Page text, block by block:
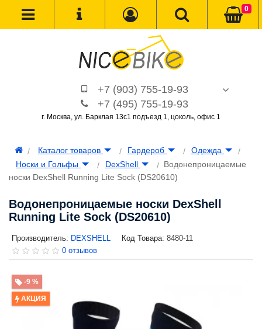
+7 (903) 755-19-93
+7 (495) 755-19-93
г. Москва, ул. Барклая 13с1 подъезд 1, цоколь, офис 1
0
Каталог товаров Гардероб
Одежда
Носки и Гольфы
DexShell
Водонепроницаемые
носки DexShell Running Lite Sock (DS20610)
Водонепроницаемые носки DexShell
Running Lite Sock (DS20610)
Производитель: DEXSHELL Код Товара: 8480-11
0 отзывов
-9 %
АКЦИЯ